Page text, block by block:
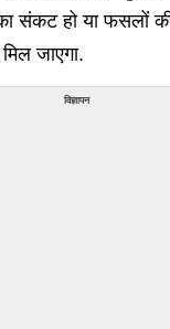
संकट हो या फसलों की
जाएगा.
विज्ञापन